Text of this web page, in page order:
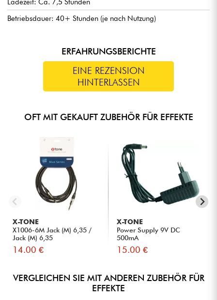
Ladezeit: Ca. 7,5 Stunden
Betriebsdauer: 40+ Stunden (je nach Nutzung)
ERFAHRUNGSBERICHTE
EINE REZENSION
HINTERLASSEN
OFT MIT GEKAUFT ZUBEHÖR FÜR EFFEKTE
X-TONE
X1006-6M Jack (M) 6,35 /
Jack (M) 6,35
14.00 €
X-TONE
Power Supply 9V DC
500mA
15.00 €
VERGLEICHEN SIE MIT ANDEREN ZUBEHÖR FÜR
EFFEKTE